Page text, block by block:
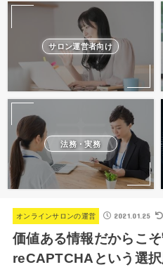
サロン運営者向け
法務・実務
オンラインサロンの運営 2021.01.25
価値ある情報だからこそ
reCAPTCHAという選